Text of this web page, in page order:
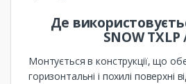
Де
SNOW TXLP
Монтується в конструкції, що
горизонтальні і похилі поверхні